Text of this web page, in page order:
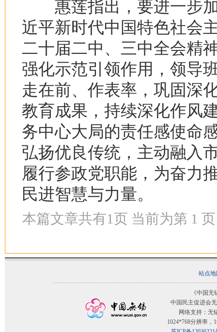
惠莲指出，要进一步加
近平新时代中国特色社会
二十届二中、三中全会精
强化示范引领作用，领导
走在前、作表率，巩固深
教育成果，持续深化作风
务中心大局的责任感使命
弘扬优良传统，主动融入
履行参政党职能，为奋力
民进智慧与力量。
本篇文章共有1页 当前为第 1 页
站点
《中国
中国民主促进会
网络支持：无
1024*768分辨率，